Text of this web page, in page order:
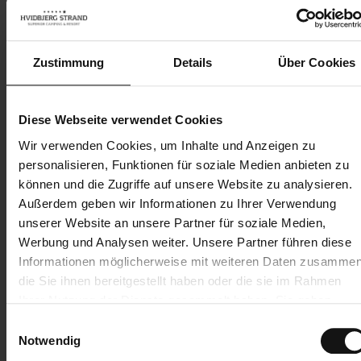
Zustimmung Details Über Cookies
Diese Webseite verwendet Cookies
Wir verwenden Cookies, um Inhalte und Anzeigen zu
personalisieren, Funktionen für soziale Medien anbieten zu
können und die Zugriffe auf unsere Website zu analysieren.
Außerdem geben wir Informationen zu Ihrer Verwendung
unserer Website an unsere Partner für soziale Medien,
Werbung und Analysen weiter. Unsere Partner führen diese
Informationen möglicherweise mit weiteren Daten
die Sie ihnen bereitgestellt haben oder die sie im Rahmen
weiterhin nutzen.
Notwendig
Blåvand
Silvesterbad:
Mit einem
Bad in der
frischen
Nordsee ins
neue Jahr
springen
Wie in den letzten
Jahren veranstaltet
Blåvand auch in diesem
Blåvand. Starten Sie mit
uns in das neue Jahr
Høfde4
In Verbindung mit dem
Silvesterschwimmen in Hvidbjerg
Strand am 31. Dezember können
Sie einen köstlichen
Silvesterbrunch in unserem
Restaurant Høfde4 bestellen.
Buchen Sie Brunch und
Champagner und starten Sie mit
der eisigen Nordsee ins neue Jahr.